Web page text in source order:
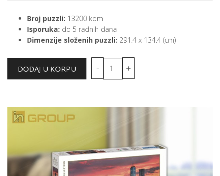
Broj puzzli: 13200 kom
Isporuka: do 5 radnih dana
Dimenzije složenih puzzli: 291.4 x 134.4 (cm)